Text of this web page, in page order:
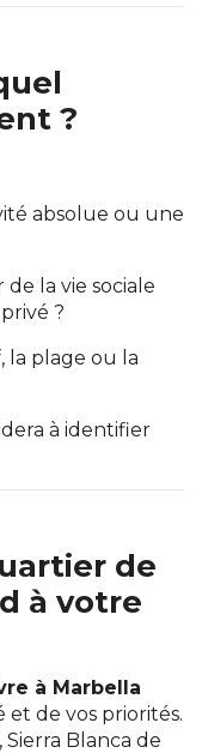
?
absolue ou une
la vie sociale
?
la plage ou la
à identifier
de
à votre
à Marbella
de vos priorités.
Blanca de